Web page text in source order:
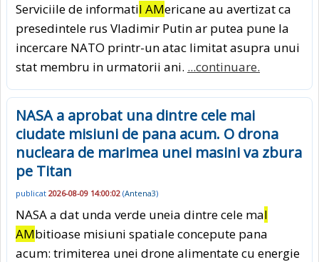
Serviciile de informatiI AMericane au avertizat ca
presedintele rus Vladimir Putin ar putea pune la
incercare NATO printr-un atac limitat asupra unui
stat membru in urmatorii ani. ...continuare.
NASA a aprobat una dintre cele mai
ciudate misiuni de pana acum. O drona
nucleara de marimea unei masini va zbura
pe Titan
publicat 2026-08-09 14:00:02 (Antena3)
NASA a dat unda verde uneia dintre cele maI
AMbitioase misiuni spatiale concepute pana
acum: trimiterea unei drone alimentate cu energie